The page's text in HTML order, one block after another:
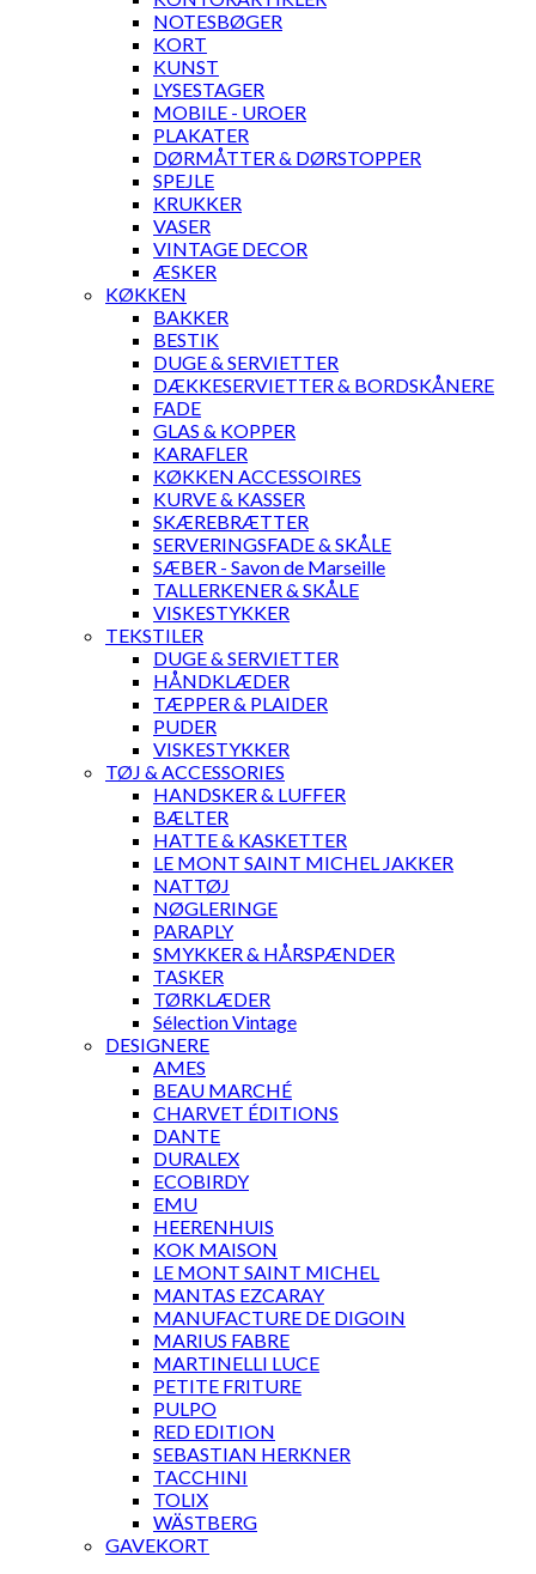
NOTESBØGER
KORT
KUNST
LYSESTAGER
MOBILE - UROER
PLAKATER
DØRMÅTTER & DØRSTOPPER
SPEJLE
KRUKKER
VASER
VINTAGE DECOR
ÆSKER
KØKKEN
BAKKER
BESTIK
DUGE & SERVIETTER
DÆKKESERVIETTER & BORDSKÅNERE
FADE
GLAS & KOPPER
KARAFLER
KØKKEN ACCESSOIRES
KURVE & KASSER
SKÆREBRÆTTER
SERVERINGSFADE & SKÅLE
SÆBER - Savon de Marseille
TALLERKENER & SKÅLE
VISKESTYKKER
TEKSTILER
DUGE & SERVIETTER
HÅNDKLÆDER
TÆPPER & PLAIDER
PUDER
VISKESTYKKER
TØJ & ACCESSORIES
HANDSKER & LUFFER
BÆLTER
HATTE & KASKETTER
LE MONT SAINT MICHEL JAKKER
NATTØJ
NØGLERINGE
PARAPLY
SMYKKER & HÅRSPÆNDER
TASKER
TØRKLÆDER
Sélection Vintage
DESIGNERE
AMES
BEAU MARCHÉ
CHARVET ÉDITIONS
DANTE
DURALEX
ECOBIRDY
EMU
HEERENHUIS
KOK MAISON
LE MONT SAINT MICHEL
MANTAS EZCARAY
MANUFACTURE DE DIGOIN
MARIUS FABRE
MARTINELLI LUCE
PETITE FRITURE
PULPO
RED EDITION
SEBASTIAN HERKNER
TACCHINI
TOLIX
WÄSTBERG
GAVEKORT